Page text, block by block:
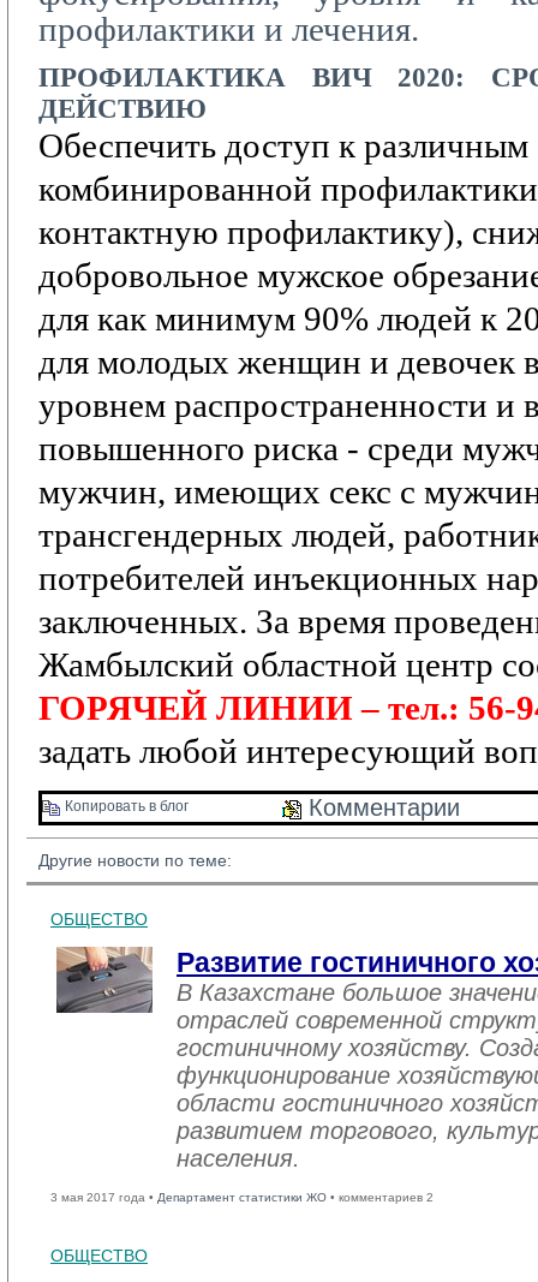
профилактики и лечения.
ПРОФИЛАКТИКА ВИЧ 2020:
ДЕЙСТВИЮ
Обеспечить доступ к
комбинированной
контактную профилактику),
добровольное мужское
для как минимум 90% людей к
для молодых женщин и девочек
уровнем распространенности и
повышенного риска - среди
мужчин, имеющих секс с
трансгендерных людей,
потребителей инъекционных
заключенных. За время
Жамбылский областной центр
ГОРЯЧЕЙ ЛИНИИ – тел.: 56-
задать любой интересующий
Копировать в блог Комментарии
Другие новости по теме:
ОБЩЕСТВО
Развитие гостиничного
В Казахстане большое
отраслей современной
гостиничному хозяйству.
функционирование
области гостиничного
развитием торгового,
населения.
3 мая 2017 года • Департамент статистики ЖО • комментариев 2
ОБЩЕСТВО